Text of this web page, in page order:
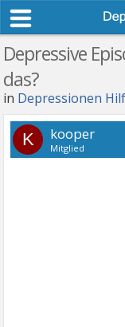
Depressive
das?
in Depressionen
K kooper
Mitglied